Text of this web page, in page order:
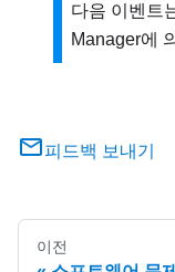
다음 이벤트
Manager에
피드백 보내기
이전